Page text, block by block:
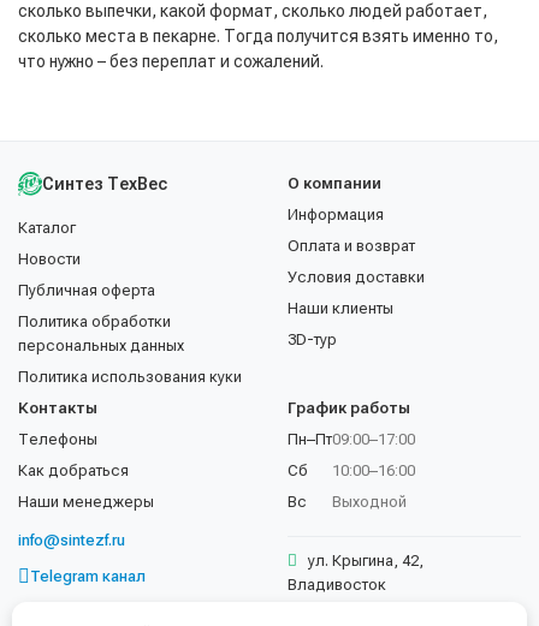
сколько выпечки, какой формат, сколько людей работает,
сколько места в пекарне. Тогда получится взять именно то,
что нужно – без переплат и сожалений.
Синтез ТехВес
Каталог
Новости
Публичная оферта
Политика обработки
персональных данных
Политика использования куки
О компании
Информация
Оплата и возврат
Условия доставки
Наши клиенты
3D-тур
Контакты
Телефоны
Как добраться
Наши менеджеры
info@sintezf.ru
Telegram канал
График работы
Пн–Пт
Сб
Вс
09:00–17:00
10:00–16:00
Выходной
ул. Крыгина, 42,
Владивосток